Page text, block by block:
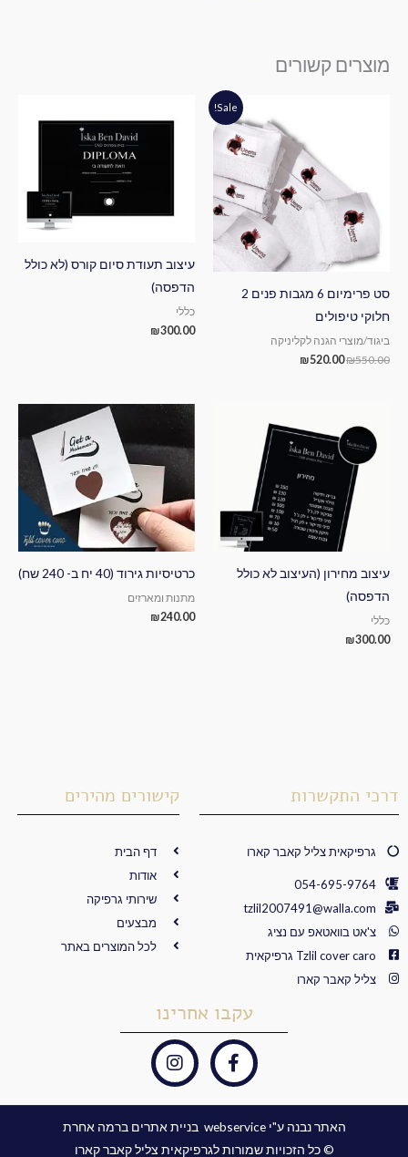
מוצרים קשורים
Sale!
סט פרימיום 6 מגבות פנים 2
חלוקי טיפולים
ביגוד/מוצרי הגנה לקליניקה
₪550.00
₪550.00.
₪520.00
הוא:
₪520.00.
עיצוב תעודת סיום קורס (לא כולל
הדפסה)
כללי
₪300.00
עיצוב מחירון (העיצוב לא כולל
הדפסה)
כללי
₪300.00
כרטיסיות גירוד (40 יח ב- 240 שח)
מתנות ומארזים
₪240.00
דרכי התקשרות
גרפיקאית צליל קאבר קארו
054-695-9764
tzlil2007491@walla.com
צ'אט בוואטאפ עם נציג
Tzlil cover caro גרפיקאית
צליל קאבר קארו
קישורים מהירים
דף הבית
אודות
שירותי גרפיקה
מבצעים
לכל המוצרים באתר
עקבו אחרינו
F
a
c
e
b
I
n
s
t
a
האתר נבנה ע"י webservice ​ בניית אתרים ברמה אחרת
© כל הזכויות שמורות לגרפיקאית צליל קאבר קארו